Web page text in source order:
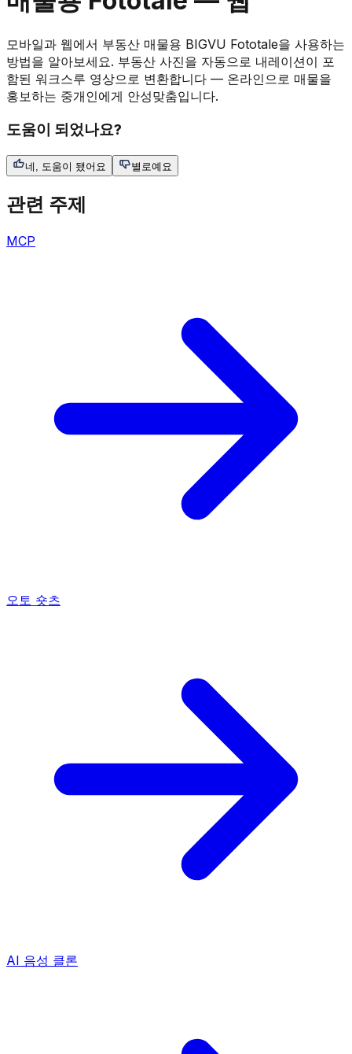
모바일과 웹에서 부동산 매물용 BIGVU Fototale을 사용하는
방법을 알아보세요. 부동산 사진을 자동으로 내레이션이 포
함된 워크스루 영상으로 변환합니다 — 온라인으로 매물을
홍보하는 중개인에게 안성맞춤입니다.
도움이 되었나요?
네, 도움이 됐어요 별로예요
관련 주제
MCP
오토 숏츠
AI 음성 클론